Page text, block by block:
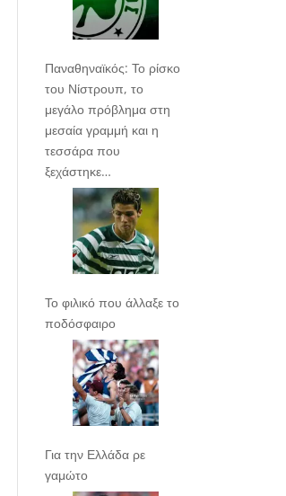
Παναθηναϊκός: Το ρίσκο
του Νίστρουπ, το
μεγάλο πρόβλημα στη
μεσαία γραμμή και η
τεσσάρα που
ξεχάστηκε…
Το φιλικό που άλλαξε το
ποδόσφαιρο
Για την Ελλάδα ρε
γαμώτο